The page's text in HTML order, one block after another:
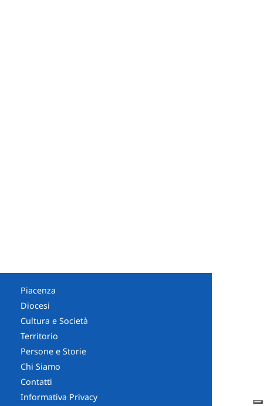
Piacenza
Diocesi
Cultura e Società
Territorio
Persone e Storie
Chi Siamo
Contatti
Informativa Privacy